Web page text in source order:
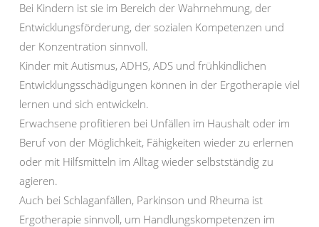
Bei Kindern ist sie im Bereich der Wahrnehmung, der
Entwicklungsförderung, der sozialen Kompetenzen und
der Konzentration sinnvoll.
Kinder mit Autismus, ADHS, ADS und frühkindlichen
Entwicklungsschädigungen können in der Ergotherapie viel
lernen und sich entwickeln.
Erwachsene profitieren bei Unfällen im Haushalt oder im
Beruf von der Möglichkeit, Fähigkeiten wieder zu erlernen
oder mit Hilfsmitteln im Alltag wieder selbstständig zu
agieren.
Auch bei Schlaganfällen, Parkinson und Rheuma ist
Ergotherapie sinnvoll, um Handlungskompetenzen im